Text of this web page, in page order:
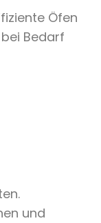
Öfen
Bedarf
und